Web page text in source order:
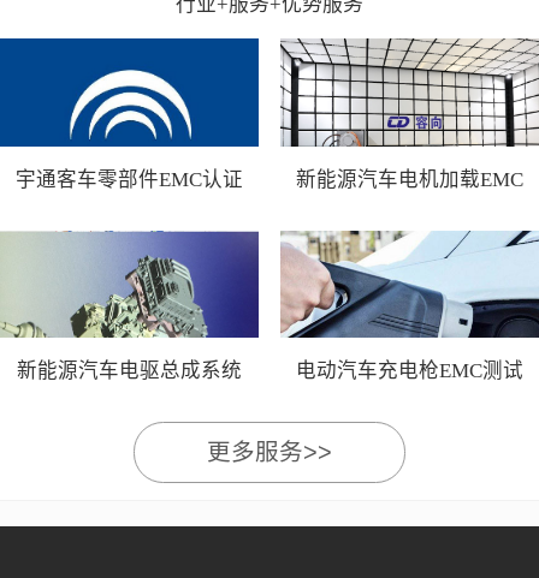
宇通客车零部件EMC认证
新能源汽车电机加载EMC
新能源汽车电驱总成系统
电动汽车充电枪EMC测试
更多服务>>